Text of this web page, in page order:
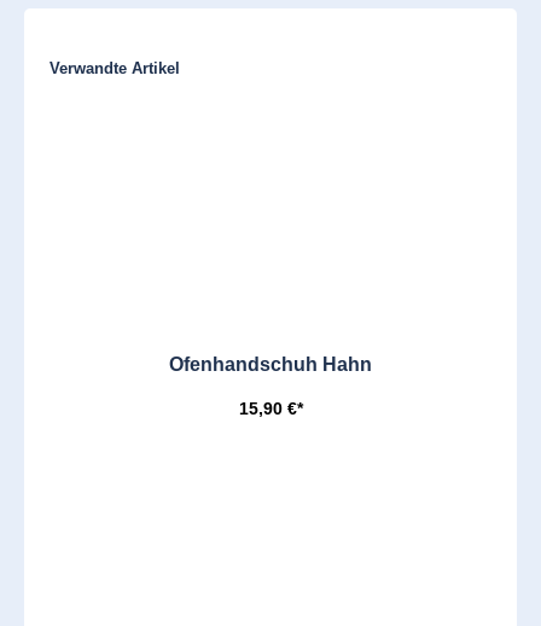
Produktgalerie überspringen
Verwandte Artikel
Ofenhandschuh Hahn
15,90 €*